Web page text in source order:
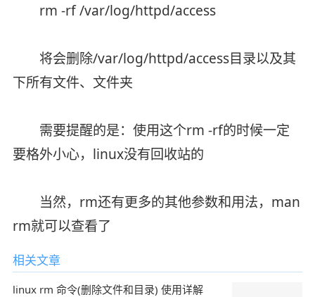
rm -rf /var/log/httpd/access
将会删除/var/log/httpd/access目录以及其
下所有文件、文件夹
需要提醒的是：使用这个rm -rf的时候一定
要格外小心，linux没有回收站的
当然，rm还有更多的其他参数和用法，man
rm就可以查看了
相关文章
linux rm 命令(删除文件和目录) 使用详解